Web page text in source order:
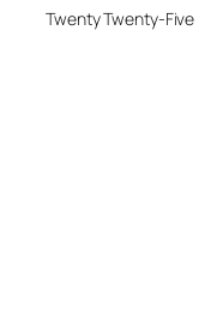
Twenty Twenty-Five